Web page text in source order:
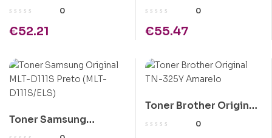
TN-2210
0
€52.21
TN-243BK Preto
0
€55.47
Toner Samsung
Original MLT-D111S
Toner Brother Original
TN-325Y Amarelo
0